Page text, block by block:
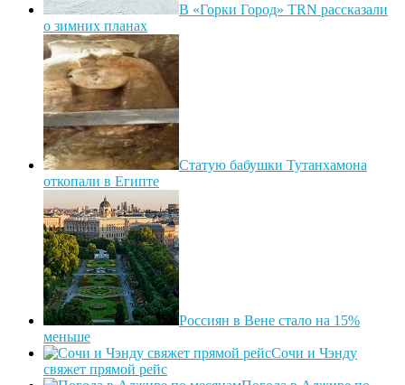
В «Горки Город» TRN рассказали
о зимних планах
Статую бабушки Тутанхамона
откопали в Египте
Россиян в Вене стало на 15%
меньше
Сочи и Чэнду
свяжет прямой рейс